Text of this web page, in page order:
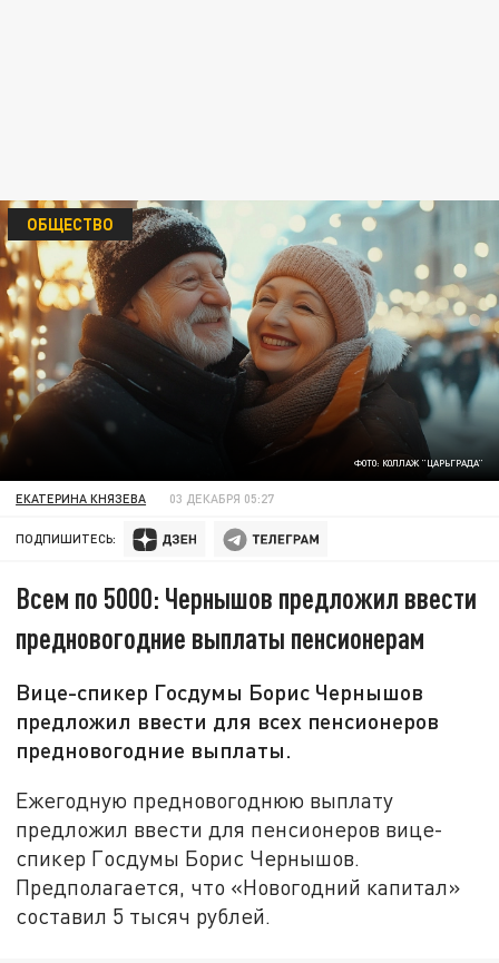
ФОТО: КОЛЛАЖ "ЦАРЬГРАДА"
ОБЩЕСТВО
ЕКАТЕРИНА КНЯЗЕВА 03 ДЕКАБРЯ 05:27
ПОДПИШИТЕСЬ:
Всем по 5000: Чернышов предложил ввести
предновогодние выплаты пенсионерам
Вице-спикер Госдумы Борис Чернышов
предложил ввести для всех пенсионеров
предновогодние выплаты.
Ежегодную предновогоднюю выплату
предложил ввести для пенсионеров вице-
спикер Госдумы Борис Чернышов.
Предполагается, что «Новогодний капитал»
составил 5 тысяч рублей.